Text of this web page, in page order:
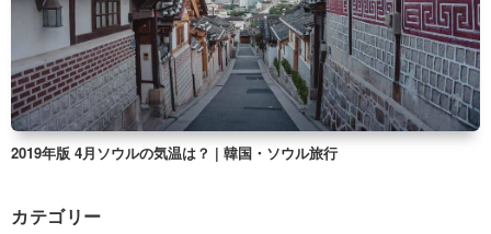
2019年版 4月ソウルの気温は？ | 韓国・ソウル旅行
カテゴリー